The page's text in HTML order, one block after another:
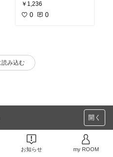
￥1,236
0 0
読み込む
開く
お知らせ my ROOM